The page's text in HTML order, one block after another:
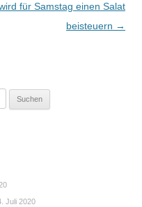
für Samstag einen Salat
beisteuern →
Juli 2020